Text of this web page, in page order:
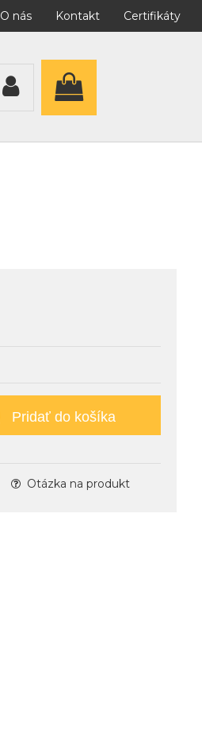
O nás Kontakt Certifikáty
Pridať do košíka
Otázka na produkt